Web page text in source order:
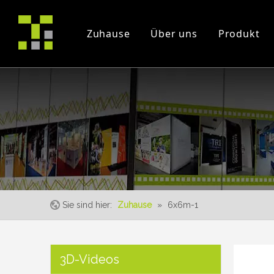
Zuhause Über uns Produkt
Sie sind hier: Zuhause » 6x6m-1
3D-Videos